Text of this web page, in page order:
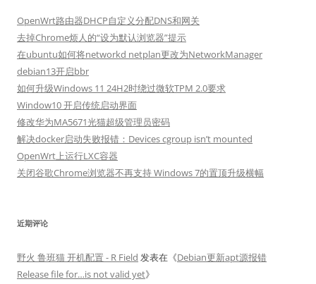
OpenWrt路由器DHCP自定义分配DNS和网关
去掉Chrome烦人的“设为默认浏览器”提示
在ubuntu如何将networkd netplan更改为NetworkManager
debian13开启bbr
如何升级Windows 11 24H2时绕过微软TPM 2.0要求
Window10 开启传统启动界面
修改华为MA5671光猫超级管理员密码
解决docker启动失败报错：Devices cgroup isn’t mounted
OpenWrt上运行LXC容器
关闭谷歌Chrome浏览器不再支持 Windows 7的置顶升级横幅
近期评论
野火 鲁班猫 开机配置 - R Field 发表在《Debian更新apt源报错
Release file for…is not valid yet》